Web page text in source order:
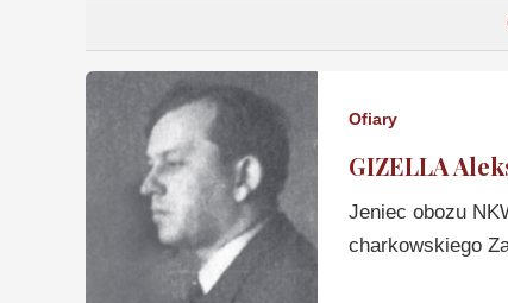
Ofiary
GIZELLA
Jeniec obozu
charkowskiego